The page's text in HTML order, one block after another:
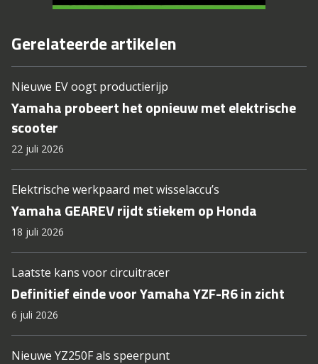
Gerelateerde artikelen
Nieuwe EV oogt productierijp
Yamaha probeert het opnieuw met elektrische
scooter
22 juli 2026
Elektrische werkpaard met wisselaccu’s
Yamaha GEAREV rijdt stiekem op Honda
18 juli 2026
Laatste kans voor circuitracer
Definitief einde voor Yamaha YZF-R6 in zicht
6 juli 2026
Nieuwe YZ250F als speerpunt